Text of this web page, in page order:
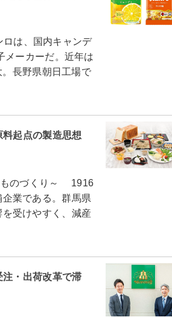
は、国内キャンデ
ーカーだ。近年は
長野県朝日工場で
起点の製造思想
のづくり～ 1916
業である。群馬県
受けやすく、減産
・出荷改革で滞